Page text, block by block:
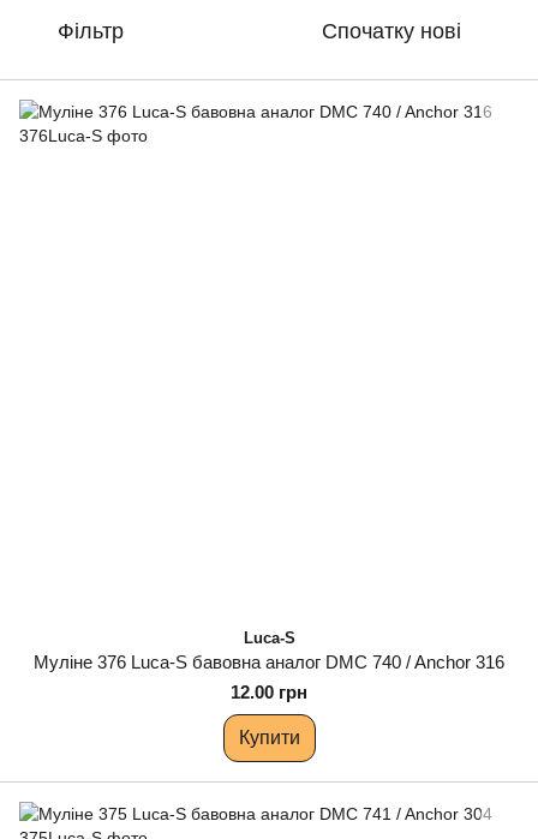
Фільтр Спочатку нові
Luca-S
Муліне 376 Luca-S бавовна аналог DMC 740 / Anchor 316
12.00 грн
Купити